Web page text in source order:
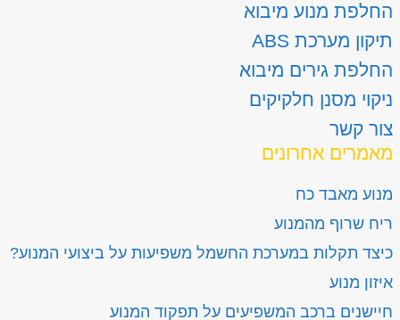
החלפת מנוע מיבוא
תיקון מערכת ABS
החלפת גירים מיבוא
ניקוי מסנן חלקיקים
צור קשר
מאמרים אחרונים
מנוע מאבד כח
ריח שרוף מהמנוע
כיצד תקלות במערכת החשמל משפיעות על ביצועי המנוע?
איזון מנוע
חיישנים ברכב המשפיעים על תפקוד המנוע